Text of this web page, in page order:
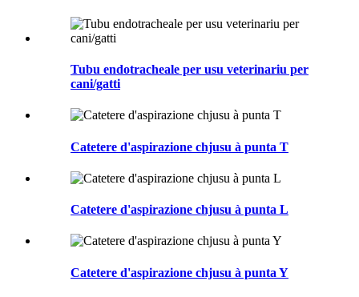
Tubu endotracheale per usu veterinariu per
cani/gatti
Catetere d'aspirazione chjusu à punta T
Catetere d'aspirazione chjusu à punta L
Catetere d'aspirazione chjusu à punta Y